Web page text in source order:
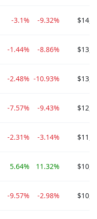
-3.1% -9.32%
-1.44% -8.86%
-2.48% -10.93%
-7.57% -9.43%
-2.31% -3.14%
5.64% 11.32%
-9.57% -2.98%